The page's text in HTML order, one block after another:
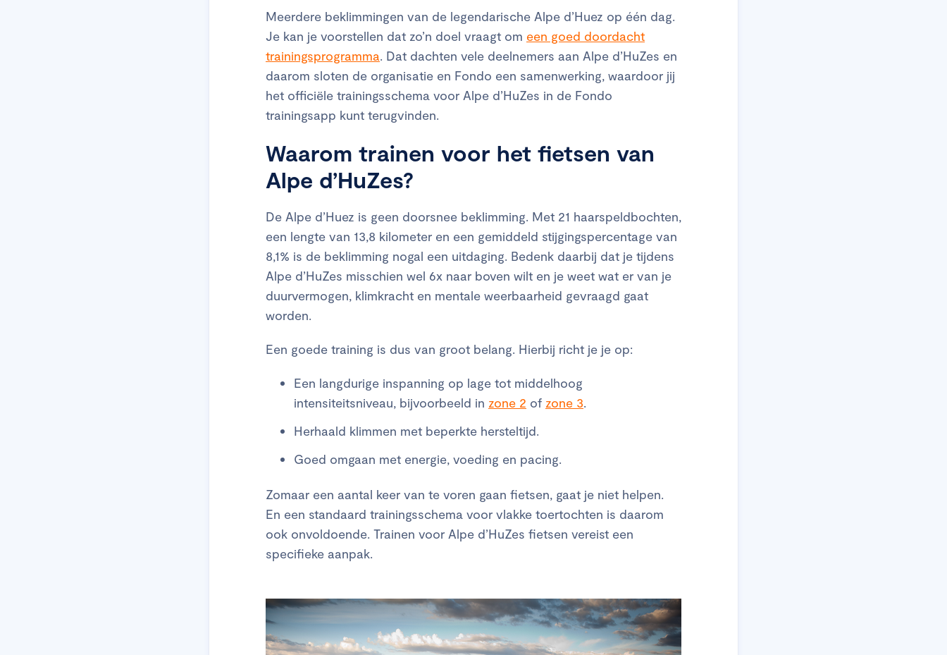
Meerdere beklimmingen van de legendarische Alpe d’Huez op één dag.
Je kan je voorstellen dat zo’n doel vraagt om een goed doordacht
trainingsprogramma. Dat dachten vele deelnemers aan Alpe d’HuZes en
daarom sloten de organisatie en Fondo een samenwerking, waardoor jij
het officiële trainingsschema voor Alpe d’HuZes in de Fondo
trainingsapp kunt terugvinden.
Waarom trainen voor het fietsen van
Alpe d’HuZes?
De Alpe d’Huez is geen doorsnee beklimming. Met 21 haarspeldbochten,
een lengte van 13,8 kilometer en een gemiddeld stijgingspercentage van
8,1% is de beklimming nogal een uitdaging. Bedenk daarbij dat je tijdens
Alpe d’HuZes misschien wel 6x naar boven wilt en je weet wat er van je
duurvermogen, klimkracht en mentale weerbaarheid gevraagd gaat
worden.
Een goede training is dus van groot belang. Hierbij richt je je op:
Een langdurige inspanning op lage tot middelhoog
intensiteitsniveau, bijvoorbeeld in zone 2 of zone 3.
Herhaald klimmen met beperkte hersteltijd.
Goed omgaan met energie, voeding en pacing.
Zomaar een aantal keer van te voren gaan fietsen, gaat je niet helpen.
En een standaard trainingsschema voor vlakke toertochten is daarom
ook onvoldoende. Trainen voor Alpe d’HuZes fietsen vereist een
specifieke aanpak.